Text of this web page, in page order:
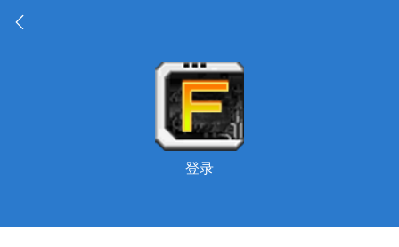
登录